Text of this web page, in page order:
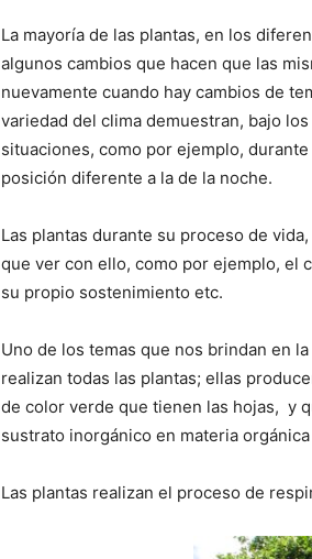
La mayoría de las plantas, en los
algunos cambios que hacen que las
nuevamente cuando hay cambios de
variedad del clima demuestran, bajo
situaciones, como por ejemplo,
posición diferente a la de la noche.
Las plantas durante su proceso de
que ver con ello, como por ejemplo, el
su propio sostenimiento etc.
Uno de los temas que nos brindan en
realizan todas las plantas; ellas
de color verde que tienen las hojas, y
sustrato inorgánico en materia
Las plantas realizan el proceso de